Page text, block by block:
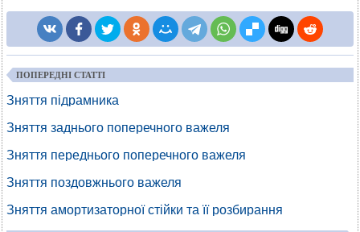
ПОПЕРЕДНІ СТАТТІ
Зняття підрамника
Зняття заднього поперечного важеля
Зняття переднього поперечного важеля
Зняття поздовжнього важеля
Зняття амортизаторної стійки та її розбирання